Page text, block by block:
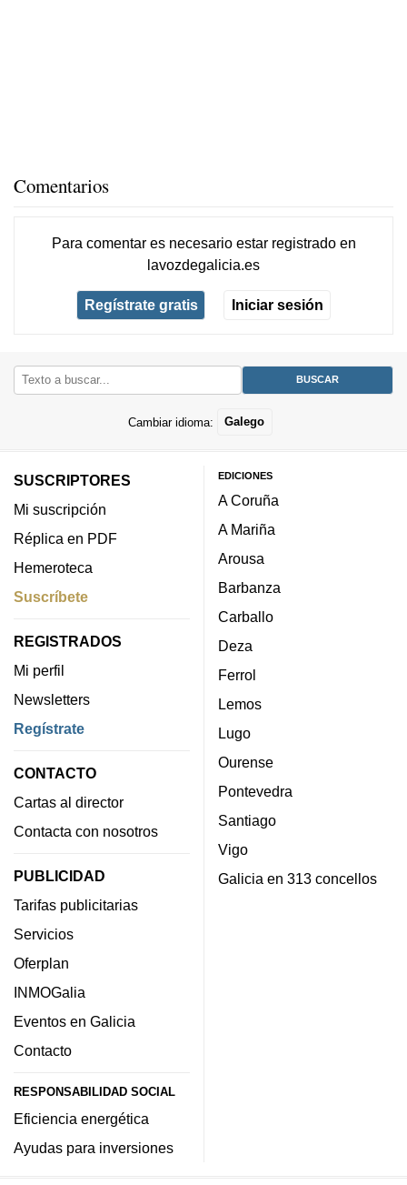
Comentarios
Para comentar es necesario estar registradoen
lavozdegalicia.es
Regístrate gratis Iniciar sesión
Cambiar idioma: Galego
SUSCRIPTORES
Mi suscripción
Réplica en PDF
Hemeroteca
Suscríbete
REGISTRADOS
Mi perfil
Newsletters
Regístrate
CONTACTO
Cartas al director
Contacta con nosotros
PUBLICIDAD
Tarifas publicitarias
Servicios
Oferplan
INMOGalia
Eventos en Galicia
Contacto
RESPONSABILIDAD SOCIAL
Eficiencia energética
Ayudas para inversiones
EDICIONES
A Coruña
A Mariña
Arousa
Barbanza
Carballo
Deza
Ferrol
Lemos
Lugo
Ourense
Pontevedra
Santiago
Vigo
Galicia en 313 concellos